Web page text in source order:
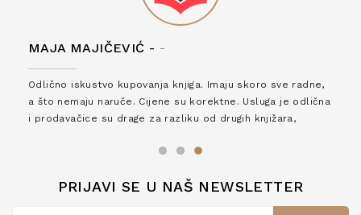
MAJA MAJIČEVIĆ - -
Odlično iskustvo kupovanja knjiga. Imaju skoro sve radne,
a što nemaju naruče. Cijene su korektne. Usluga je odlična
i prodavačice su drage za razliku od drugih knjižara,
PRIJAVI SE U NAŠ NEWSLETTER